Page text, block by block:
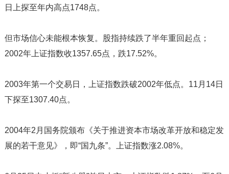
日上探至年内高点1748点。
但市场信心未能根本恢复。股指持续跌了半年重回起点；
2002年上证指数收1357.65点，跌17.52%。
2003年第一个交易日，上证指数跌破2002年低点。11月14日
下探至1307.40点。
2004年2月国务院颁布《关于推进资本市场改革开放和稳定发
展的若干意见》，即“国九条”。上证指数涨2.08%。